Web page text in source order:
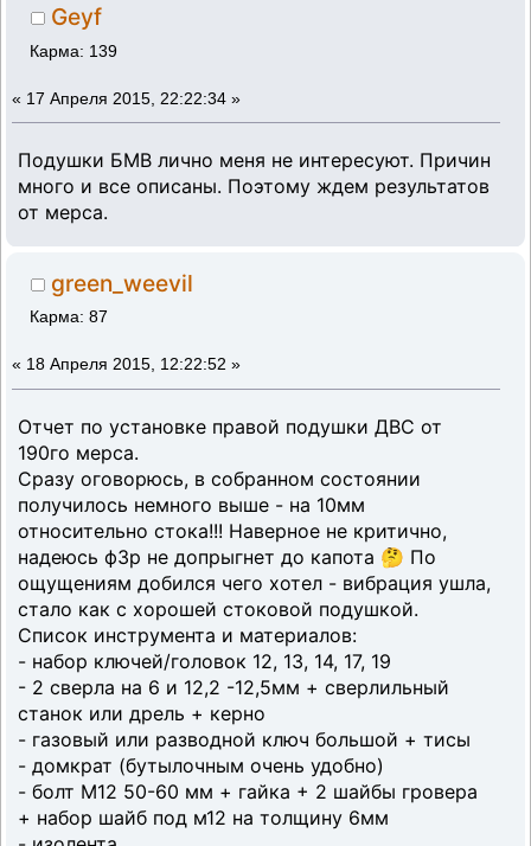
Geyf
Карма: 139
« 17 Апреля 2015, 22:22:34 »
Подушки БМВ лично меня не интересуют. Причин
много и все описаны. Поэтому ждем результатов
от мерса.
green_weevil
Карма: 87
« 18 Апреля 2015, 12:22:52 »
Отчет по установке правой подушки ДВС от
190го мерса.
Сразу оговорюсь, в собранном состоянии
получилось немного выше - на 10мм
относительно стока!!! Наверное не критично,
надеюсь ф3р не допрыгнет до капота 🤔 По
ощущениям добился чего хотел - вибрация ушла,
стало как с хорошей стоковой подушкой.
Список инструмента и материалов:
- набор ключей/головок 12, 13, 14, 17, 19
- 2 сверла на 6 и 12,2 -12,5мм + сверлильный
станок или дрель + керно
- газовый или разводной ключ большой + тисы
- домкрат (бутылочным очень удобно)
- болт М12 50-60 мм + гайка + 2 шайбы гровера
+ набор шайб под м12 на толщину 6мм